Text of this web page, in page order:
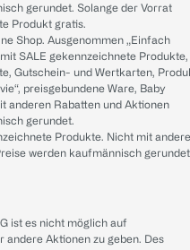
gerundet. Solange der Vorrat
Produkt gratis.
Shop. Ausgenommen „Einfach
SALE gekennzeichnete Produkte,
Gutschein- und Wertkarten,
preisgebundene Ware, Baby
anderen Rabatten und Aktionen
gerundet.
Produkte. Nicht mit
werden kaufmännisch
ist es nicht möglich auf
andere Aktionen zu geben. Des